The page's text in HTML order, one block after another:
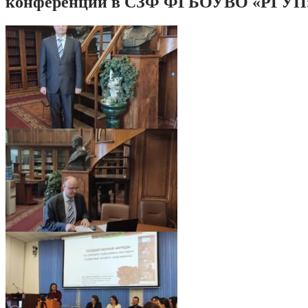
1683287301753
1683287301832